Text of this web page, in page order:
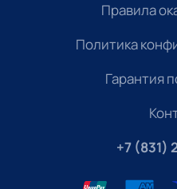
Правила
Политика
Гарантия
+7 (831)